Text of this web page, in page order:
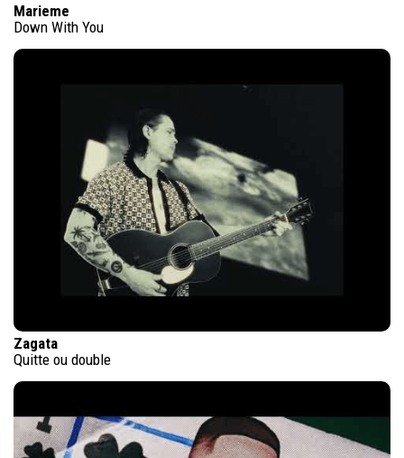
Marieme
Down With You
Zagata
Quitte ou double